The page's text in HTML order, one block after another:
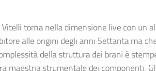
torna nella dimensione live con un
alle origini degli anni Settanta ma
della struttura dei brani è
maestria strumentale dei componenti.